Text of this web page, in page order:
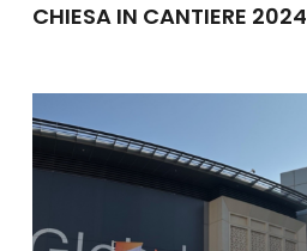
CHIESA IN CANTIERE 2024